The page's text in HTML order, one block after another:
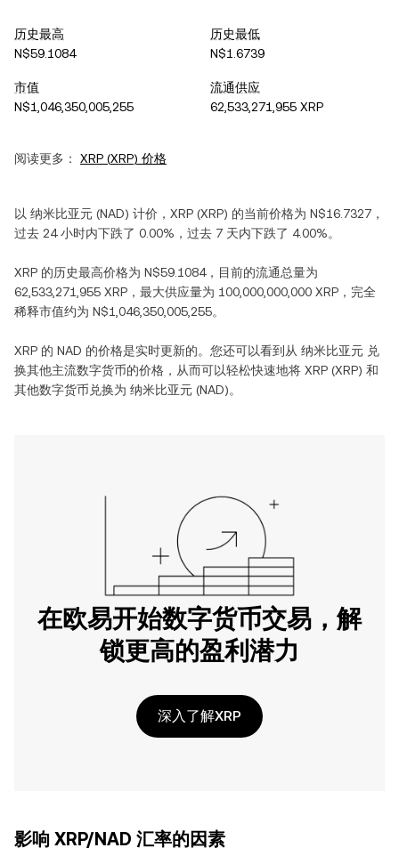
历史最高
N$59.1084
历史最低
N$1.6739
市值
N$1,046,350,005,255
流通供应
62,533,271,955 XRP
阅读更多： XRP (XRP) 价格
以 纳米比亚元 (NAD) 计价， XRP (XRP) 的当前价格为 N$16.7327 ，
过去 24 小时内下跌了 0.00% ，过去 7 天内下跌了 4.00%。
XRP 的历史最高价格为 N$59.1084，目前的流通总量为
62,533,271,955 XRP ，最大供应量为 100,000,000,000 XRP ，完全
稀释市值约为 N$1,046,350,005,255。
XRP 的 NAD 的价格是实时更新的。您还可以看到从 纳米比亚元 兑
换其他主流数字货币的价格，从而可以轻松快速地将 XRP (XRP) 和
其他数字货币兑换为 纳米比亚元 (NAD)。
在欧易开始数字货币交易，解
锁更高的盈利潜力
深入了解XRP
影响 XRP/NAD 汇率的因素